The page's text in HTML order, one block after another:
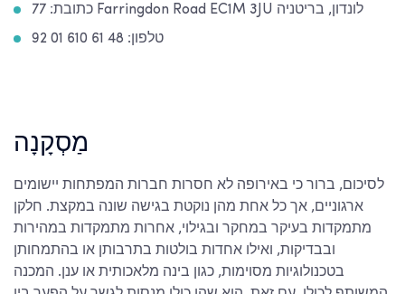
כתובת: 77 Farringdon Road EC1M 3JU לונדון, בריטניה
מַסְקָנָה
לסיכום, ברור כי באירופה לא חסרות חברות המפתחות יישומים
ארגוניים, אך כל אחת מהן נוקטת בגישה שונה במקצת. חלקן
מתמקדות בעיקר במחקר ובגילוי, אחרות מתמקדות במהירות
ובבדיקות, ואילו אחדות בולטות בתרבותן או בהתמחותן
בטכנולוגיות מסוימות, כגון בינה מלאכותית או ענן. המכנה